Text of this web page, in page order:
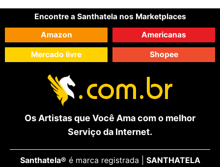
Encontre a Santhatela nos Marketplaces
Amazon
Americanas
Mercado livre Shopee
Os Artistas que Você Ama com o melhor
Serviço da Internet.
Santhatela® é marca registrada | SANTHATELA